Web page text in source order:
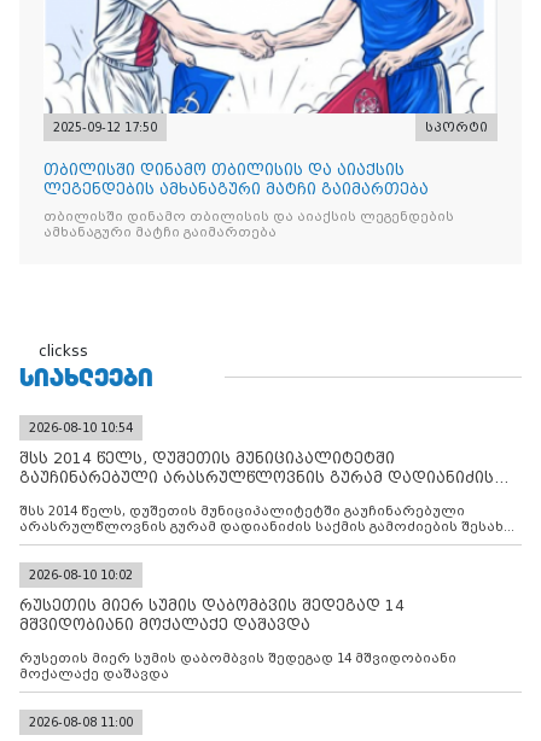
2025-09-12 17:50 სპორტი
თბილისში დინამო თბილისის და აიაქსის
ლეგენდების ამხანაგური მატჩი გაიმართება
თბილისში დინამო თბილისის და აიაქსის ლეგენდების
ამხანაგური მატჩი გაიმართება
clickss
ᲡᲘᲐᲮᲚᲔᲔᲑᲘ
2026-08-10 10:54
შსს 2014 წელს, დუშეთის მუნიციპალიტეტში
გაუჩინარებული არასრულწლოვნის გურამ დადიანიძის
შსს 2014 წელს, დუშეთის მუნიციპალიტეტში გაუჩინარებული
არასრულწლოვნის გურამ დადიანიძის საქმის გამოძიების შესახებ
ინფორმაციას ავრცელებს
2026-08-10 10:02
რუსეთის მიერ სუმის დაბომბვის შედეგად 14
მშვიდობიანი მოქალაქე დაშავდა
რუსეთის მიერ სუმის დაბომბვის შედეგად 14 მშვიდობიანი
მოქალაქე დაშავდა
2026-08-08 11:00